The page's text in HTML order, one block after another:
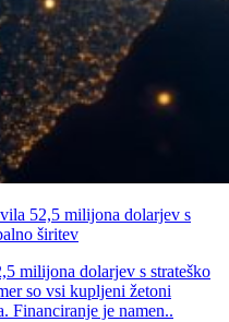
52,5 milijona dolarjev s
širitev
milijona dolarjev s strateško
so vsi kupljeni žetoni
Financiranje je namen..